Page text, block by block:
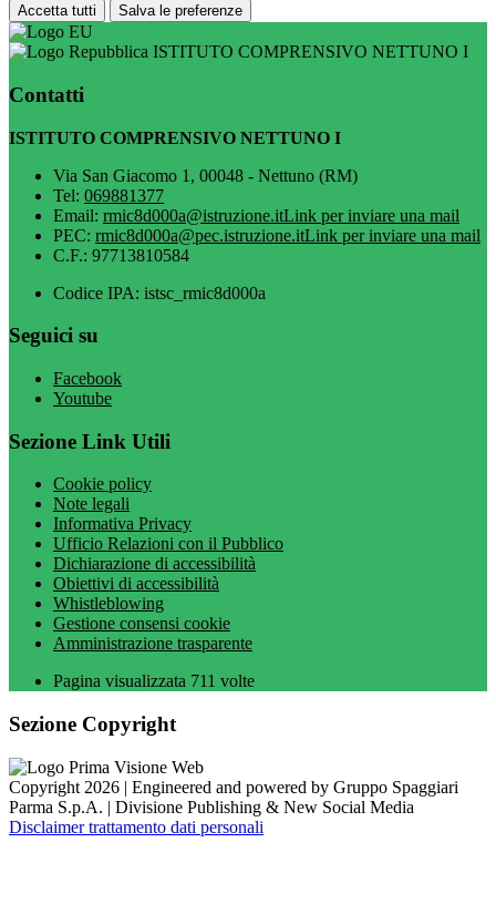
Accetta tutti Salva le preferenze
ISTITUTO COMPRENSIVO NETTUNO I
Contatti
ISTITUTO COMPRENSIVO NETTUNO I
Via San Giacomo 1, 00048 - Nettuno (RM)
Tel: 069881377
Email: rmic8d000a@istruzione.itLink per inviare una mail
PEC: rmic8d000a@pec.istruzione.itLink per inviare una mail
C.F.: 97713810584
Codice IPA: istsc_rmic8d000a
Seguici su
Facebook
Youtube
Sezione Link Utili
Cookie policy
Note legali
Informativa Privacy
Ufficio Relazioni con il Pubblico
Dichiarazione di accessibilità
Obiettivi di accessibilità
Whistleblowing
Gestione consensi cookie
Amministrazione trasparente
Pagina visualizzata 711 volte
Sezione Copyright
Copyright 2026 | Engineered and powered by Gruppo Spaggiari
Parma S.p.A. | Divisione Publishing & New Social Media
Disclaimer trattamento dati personali